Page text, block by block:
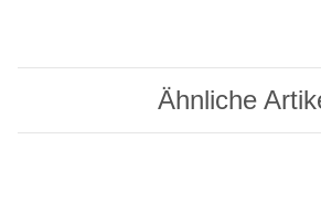
Ähnliche